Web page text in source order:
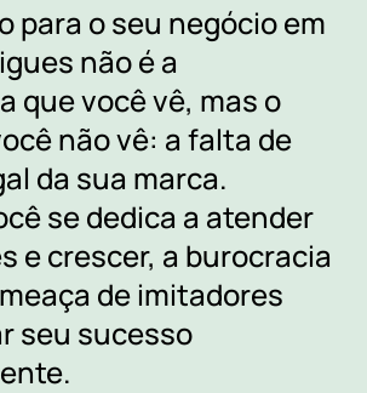
para o seu negócio em
não é a
que você vê, mas o
não vê: a falta de
da sua marca.
se dedica a atender
e crescer, a burocracia
de imitadores
seu sucesso